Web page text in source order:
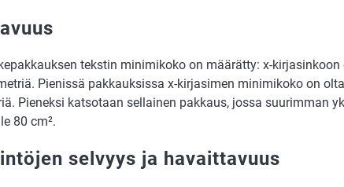
tekstin minimikoko on määrätty: x-
Pienissä pakkauksissa x-kirjasimen minimikoko on
Pieneksi katsotaan sellainen pakkaus, jossa suurimman
80 cm².
selvyys ja havaittavuus